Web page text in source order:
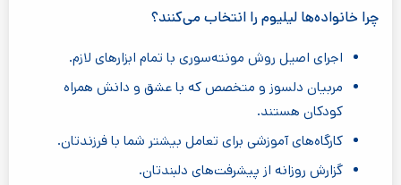
چرا خانواده‌ها لیلیوم را انتخاب می‌کنند؟
اجرای اصیل روش مونته‌سوری با تمام ابزارهای لازم.
مربیان دلسوز و متخصص که با عشق و دانش همراه
کودکان هستند.
کارگاه‌های آموزشی برای تعامل بیشتر شما با فرزندتان.
گزارش روزانه از پیشرفت‌های دلبندتان.